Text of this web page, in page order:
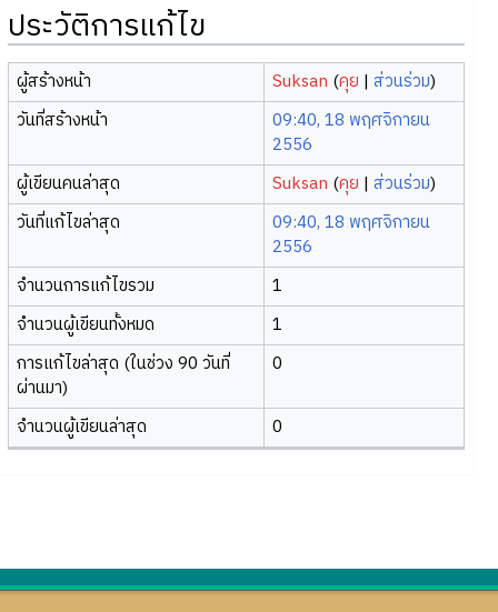
ประวัติการแก้ไข
ผู้สร้างหน้า Suksan (คุย |ส่วนร่วม)
วันที่สร้างหน้า
09:40, 18 พฤศจิกายน
2556
ผู้เขียนคนล่าสุด
Suksan (คุย |ส่วนร่วม)
วันที่แก้ไขล่าสุด
09:40, 18 พฤศจิกายน
2556
จำนวนการแก้ไขรวม
1
จำนวนผู้เขียนทั้งหมด
1
การแก้ไขล่าสุด (ในช่วง 90 วันที่
ผ่านมา)
0
จำนวนผู้เขียนล่าสุด 0